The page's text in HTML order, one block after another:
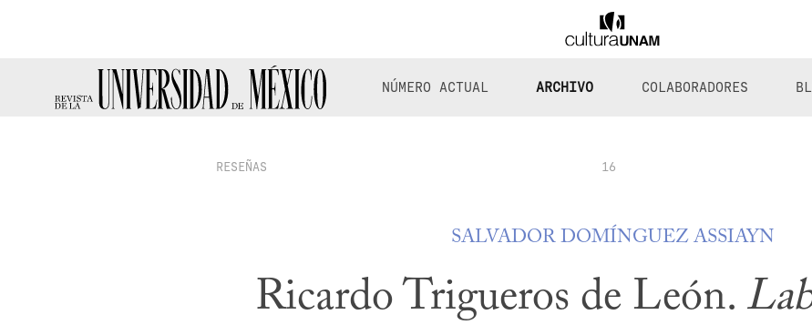
NÚMERO ACTUAL ARCHIVO COLABORADORES
RESEÑAS 16
SALVADOR DOMÍNGUEZ ASSIAYN
Ricardo Trigueros de León.